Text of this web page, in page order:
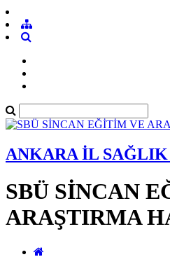
ANKARA İL
SBÜ SİNCAN
ARAŞTIRMA